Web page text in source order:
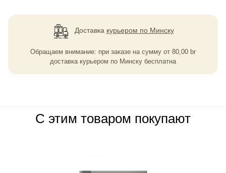
Доставка курьером по Минску
Обращаем внимание: при заказе на сумму от 80,00 br
доставка курьером по Минску бесплатна
С этим товаром покупают